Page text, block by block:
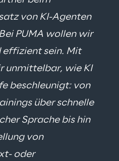
von KI-Agenten
PUMA wollen wir
effizient sein. Mit
unmittelbar, wie KI
beschleunigt: von
über schnelle
Sprache bis hin
von
oder